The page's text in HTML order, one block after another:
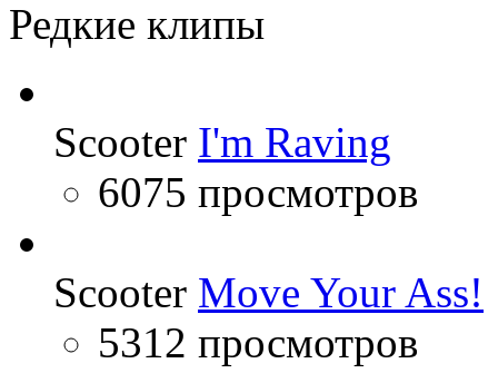
Редкие клипы
Scooter I'm Raving
6075 просмотров
Scooter Move Your Ass!
5312 просмотров